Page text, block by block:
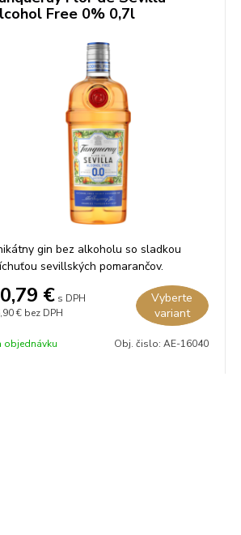
Free 0% 0,7l
gin bez alkoholu so sladkou
sevillských pomarančov.
€ s DPH
€ bez DPH
Vyberte
variant
objednávku Obj. čislo: AE-16040